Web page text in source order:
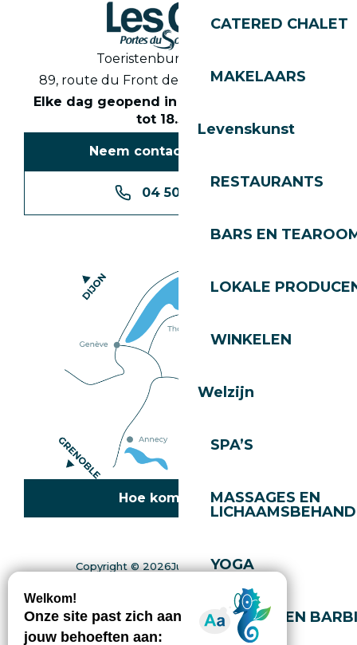
CATERED CHALET
MAKELAARS
Levenskunst
RESTAURANTS
BARS EN
LOKALE
WINKELEN
Welzijn
SPA’S
MASSAGES EN
YOGA
KAPPERS EN
Toeristenbureau Les Gets
89, route du Front de Neige 74260 Les Gets
Elke dag geopend in het seizoen van 8.30
tot 18.30 uur
Neem contact met ons op
04 50 74 74 74
Hoe kom ik daar?
Copyright © 2026Juridische informatie
Kaart
Toegankelijkheid: niet conform
Gérer l'accessibilité numérique